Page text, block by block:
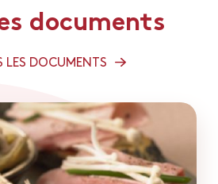
documents
LES DOCUMENTS